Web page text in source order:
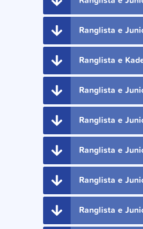
Ranglista e
Ranglista e
Ranglista e
Ranglista e
Ranglista e
Ranglista e
Ranglista e